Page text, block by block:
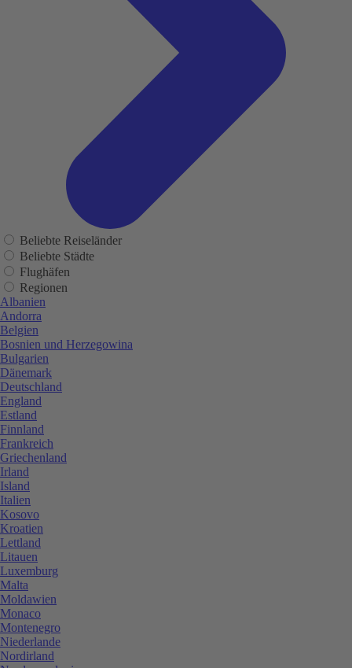
Beliebte Reiseländer
Beliebte Städte
Flughäfen
Regionen
Albanien
Andorra
Belgien
Bosnien und Herzegowina
Bulgarien
Dänemark
Deutschland
England
Estland
Finnland
Frankreich
Griechenland
Irland
Island
Italien
Kosovo
Kroatien
Lettland
Litauen
Luxemburg
Malta
Moldawien
Monaco
Montenegro
Niederlande
Nordirland